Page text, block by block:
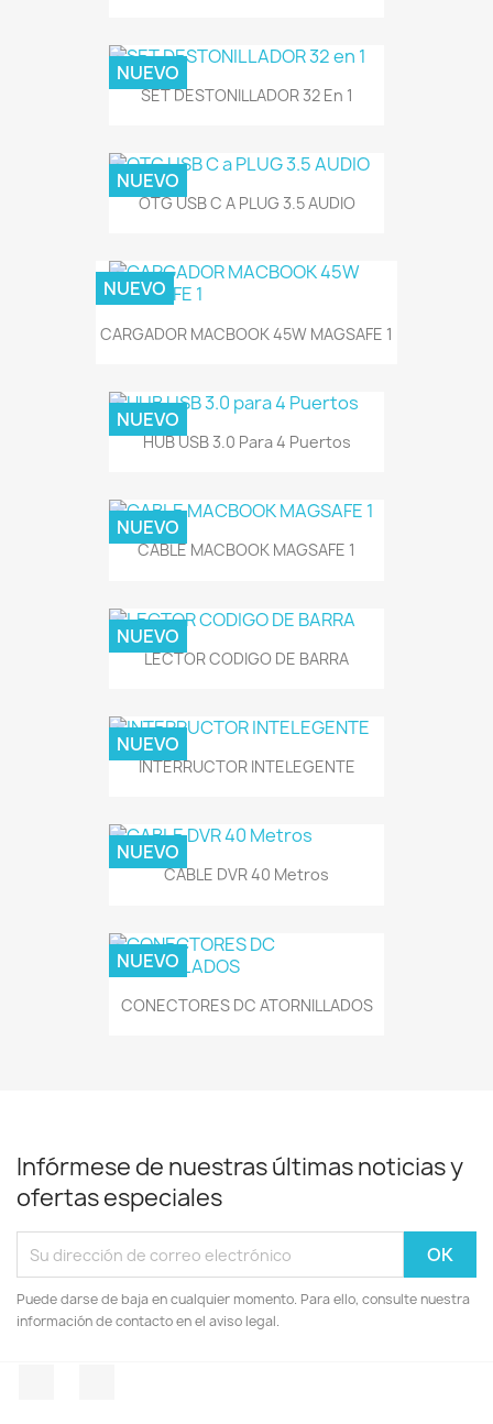
SET DESTONILLADOR 32 En 1
NUEVO
OTG USB C A PLUG 3.5 AUDIO
NUEVO
CARGADOR MACBOOK 45W MAGSAFE 1
NUEVO
HUB USB 3.0 Para 4 Puertos
NUEVO
CABLE MACBOOK MAGSAFE 1
NUEVO
LECTOR CODIGO DE BARRA
NUEVO
INTERRUCTOR INTELEGENTE
NUEVO
CABLE DVR 40 Metros
NUEVO
CONECTORES DC ATORNILLADOS
NUEVO
Infórmese de nuestras últimas noticias y
ofertas especiales
Puede darse de baja en cualquier momento. Para ello, consulte nuestra
información de contacto en el aviso legal.